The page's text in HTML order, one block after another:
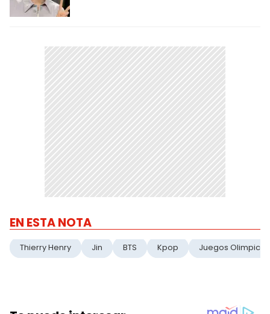
EN ESTA NOTA
Thierry Henry Jin BTS Kpop Juegos Olimpicos